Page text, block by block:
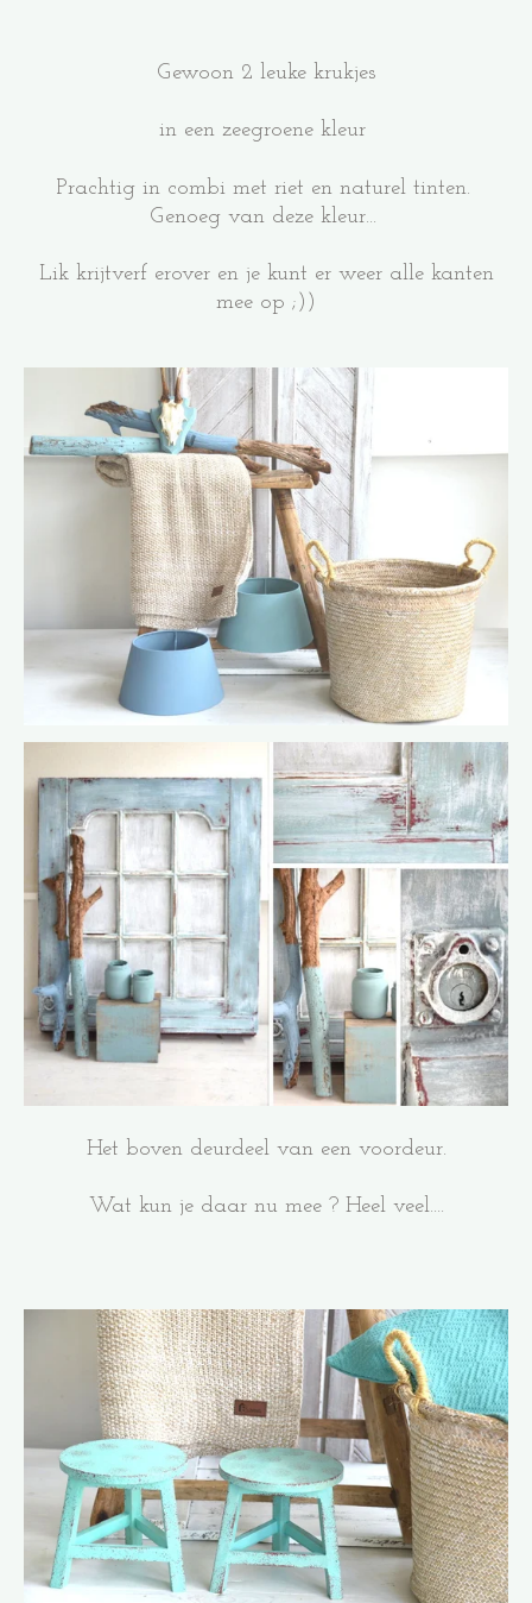
Gewoon 2 leuke krukjes
in een zeegroene kleur
Prachtig in combi met riet en naturel tinten.
Genoeg van deze kleur...
Lik krijtverf erover en je kunt er weer alle kanten
mee op ;))
Het boven deurdeel van een voordeur.
Wat kun je daar nu mee ? Heel veel....